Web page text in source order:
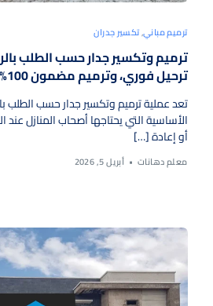
ترميم مباني,تكسير جدران
ترميم وتكسير جدار حسب الطلب
ترحيل فوري، وترميم مضمون 100%
تعد عملية ترميم وتكسير جدار حسب الطلب
الأساسية التي يحتاجها أصحاب المنازل عند
أو إعادة […]
معلم دهانات أبريل 5, 2026